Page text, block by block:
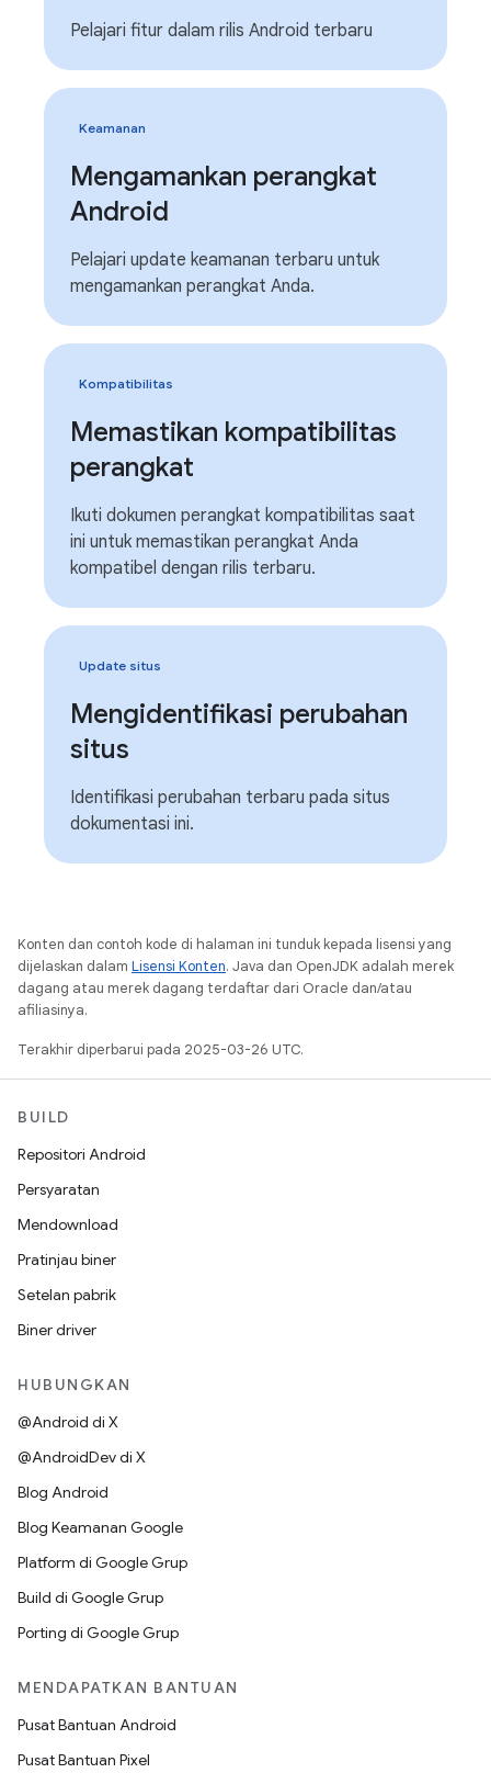
Pelajari fitur dalam rilis Android terbaru
Keamanan
Mengamankan perangkat
Android
Pelajari update keamanan terbaru untuk
mengamankan perangkat Anda.
Kompatibilitas
Memastikan kompatibilitas
perangkat
Ikuti dokumen perangkat kompatibilitas saat
ini untuk memastikan perangkat Anda
kompatibel dengan rilis terbaru.
Update situs
Mengidentifikasi perubahan
situs
Identifikasi perubahan terbaru pada situs
dokumentasi ini.
Konten dan contoh kode di halaman ini tunduk kepada lisensi yang
dijelaskan dalam Lisensi Konten. Java dan OpenJDK adalah merek
dagang atau merek dagang terdaftar dari Oracle dan/atau
afiliasinya.
Terakhir diperbarui pada 2025-03-26 UTC.
BUILD
Repositori Android
Persyaratan
Mendownload
Pratinjau biner
Setelan pabrik
Biner driver
HUBUNGKAN
@Android di X
@AndroidDev di X
Blog Android
Blog Keamanan Google
Platform di Google Grup
Build di Google Grup
Porting di Google Grup
MENDAPATKAN BANTUAN
Pusat Bantuan Android
Pusat Bantuan Pixel